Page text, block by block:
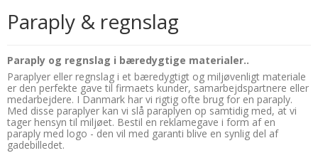
Paraply & regnslag
Paraply og regnslag i bæredygtige materialer..
Paraplyer eller regnslag i et bæredygtigt og miljøvenligt materiale
er den perfekte gave til firmaets kunder, samarbejdspartnere eller
medarbejdere. I Danmark har vi rigtig ofte brug for en paraply.
Med disse paraplyer kan vi slå paraplyen op samtidig med, at vi
tager hensyn til miljøet. Bestil en reklamegave i form af en
paraply med logo - den vil med garanti blive en synlig del af
gadebilledet.